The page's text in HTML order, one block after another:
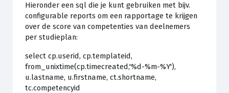
Hieronder een sql die je kunt gebruiken met bijv.
configurable reports om een rapportage te krijgen
over de score van competenties van deelnemers
per studieplan:
select cp.userid, cp.templateid,
from_unixtime(cp.timecreated,'%d-%m-%Y'),
u.lastname, u.firstname, ct.shortname,
tc.competencyid